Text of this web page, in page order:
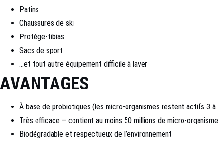
Patins
Chaussures de ski
Protège-tibias
Sacs de sport
…et tout autre équipement difficile à laver
AVANTAGES
À base de probiotiques (les micro-organismes restent actifs 3
Très efficace – contient au moins 50 millions de micro-
Biodégradable et respectueux de l’environnement